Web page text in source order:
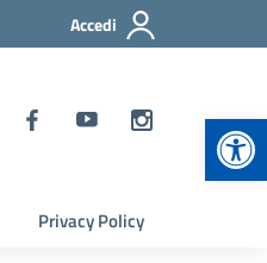
Accedi
Privacy Policy